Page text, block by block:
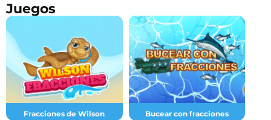
Juegos
Fracciones de Wilson Bucear con fracciones